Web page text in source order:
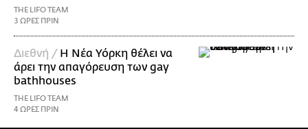
THE LIFO TEAM
3 ΩΡΕΣ ΠΡΙΝ
Διεθνή / Η Νέα Υόρκη θέλει να
άρει την απαγόρευση των gay
bathhouses
THE LIFO TEAM
4 ΩΡΕΣ ΠΡΙΝ